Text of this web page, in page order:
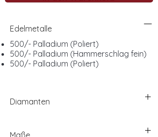
Edelmetalle
500/- Palladium (Poliert)
500/- Palladium (Hammerschlag fein)
500/- Palladium (Poliert)
Diamanten